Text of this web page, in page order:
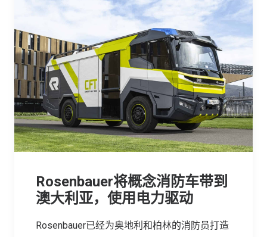
Rosenbauer将概念消防车带到
澳大利亚，使用电力驱动
Rosenbauer已经为奥地利和柏林的消防员打造